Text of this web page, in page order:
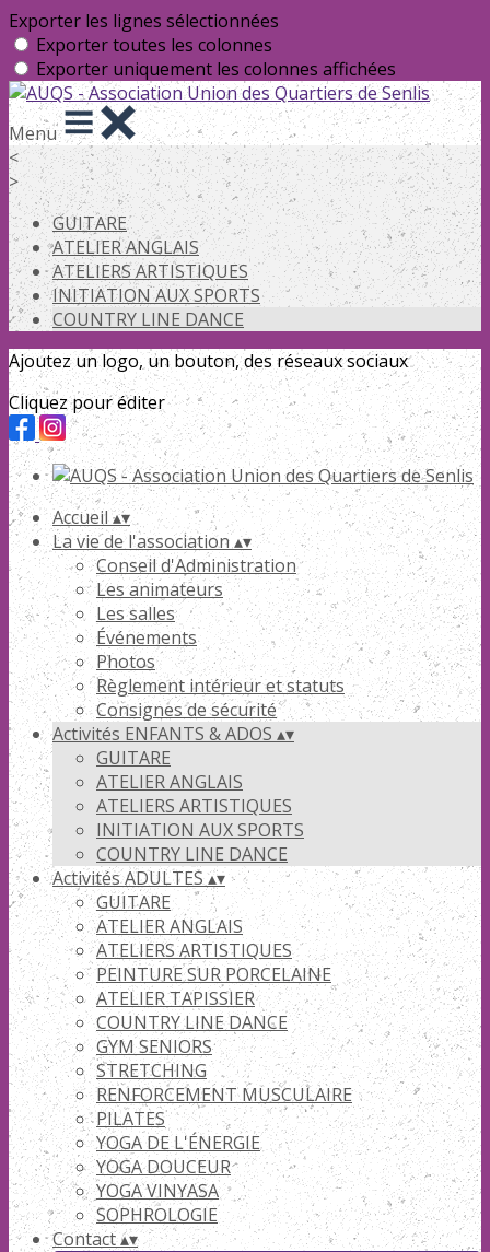
Exporter les lignes sélectionnées
Exporter toutes les colonnes
Exporter uniquement les colonnes affichées
Menu
<
>
GUITARE
ATELIER ANGLAIS
ATELIERS ARTISTIQUES
INITIATION AUX SPORTS
COUNTRY LINE DANCE
Ajoutez un logo, un bouton, des réseaux sociaux
Cliquez pour éditer
Accueil ▴▾
La vie de l'association▴▾
Conseil d'Administration
Les animateurs
Les salles
Événements
Photos
Règlement intérieur et statuts
Consignes de sécurité
Activités ENFANTS & ADOS ▴▾
GUITARE
ATELIER ANGLAIS
ATELIERS ARTISTIQUES
INITIATION AUX SPORTS
COUNTRY LINE DANCE
Activités ADULTES ▴▾
GUITARE
ATELIER ANGLAIS
ATELIERS ARTISTIQUES
PEINTURE SUR PORCELAINE
ATELIER TAPISSIER
COUNTRY LINE DANCE
GYM SENIORS
STRETCHING
RENFORCEMENT MUSCULAIRE
PILATES
YOGA DE L'ÉNERGIE
YOGA DOUCEUR
YOGA VINYASA
SOPHROLOGIE
Contact▴▾